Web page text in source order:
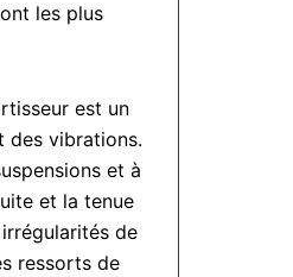
les plus
est un
des vibrations.
et à
et la tenue
de
ressorts de